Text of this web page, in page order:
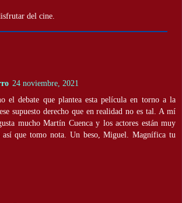
del cine.
24 noviembre, 2021
el debate que plantea esta película en torno a la
supuesto derecho que en realidad no es tal. A mí
mucho Martín Cuenca y los actores están muy
así que tomo nota. Un beso, Miguel. Magnífica tu